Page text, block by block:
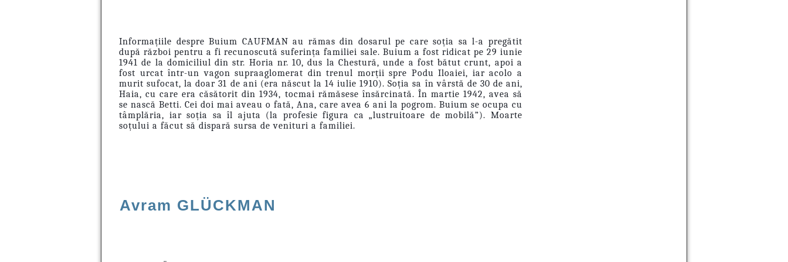
Informațiile despre Buium CAUFMAN au rămas din dosarul pe care soția sa l-a pregătit
după război pentru a fi recunoscută suferința familiei sale. Buium a fost ridicat pe 29 iunie
1941 de la domiciliul din str. Horia nr. 10, dus la Chestură, unde a fost bătut crunt, apoi a
fost urcat într-un vagon supraaglomerat din trenul morții spre Podu Iloaiei, iar acolo a
murit sufocat, la doar 31 de ani (era născut la 14 iulie 1910). Soția sa în vârstă de 30 de ani,
Haia, cu care era căsătorit din 1934, tocmai rămăsese însărcinată. În martie 1942, avea să
se nască Betti. Cei doi mai aveau o fată, Ana, care avea 6 ani la pogrom. Buium se ocupa cu
tâmplăria, iar soția sa îl ajuta (la profesie figura ca „lustruitoare de mobilă”). Moarte
soțului a făcut să dispară sursa de venituri a familiei.
Avram GLÜCKMAN